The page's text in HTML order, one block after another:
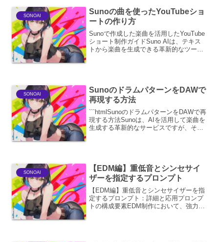
SONOAI
Sunoの曲を使ったYouTubeショ
ートの作り方
Sunoで作成した楽曲を活用したYouTube
ショート制作ガイドSuno AIは、テキス
トから楽曲を生成できる革新的なツール
SONOAI
SunoのドラムパターンをDAWで
再現する方法
```htmlSunoのドラムパターンをDAWで再
現する方法Sunoは、AIを活用して楽曲を
生成する革新的なサービスですが、その
SONOAI
【EDM編】重低音とシンセサイ
ザーを指定するプロンプト
【EDM編】重低音とシンセサイザーを指
定するプロンプト：詳細と応用プロンプ
トの構成要素EDM制作において、強力な